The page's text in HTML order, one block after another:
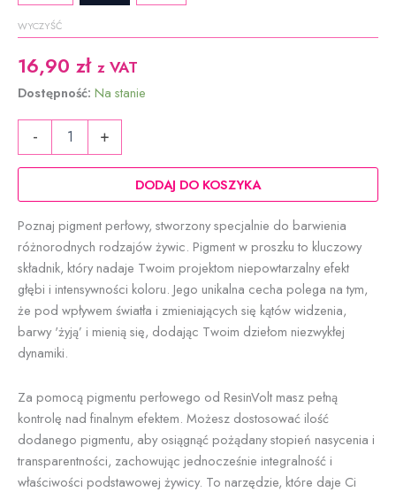
do
WYCZYŚĆ
16,90 zł z VAT
Dostępność: Na stanie
-
PIGMENT
+
DODAJ DO KOSZYKA
Poznaj pigment perłowy, stworzony specjalnie do barwienia
różnorodnych rodzajów żywic. Pigment w proszku to kluczowy
składnik, który nadaje Twoim projektom niepowtarzalny efekt
głębi i intensywności koloru. Jego unikalna cecha polega na tym,
że pod wpływem światła i zmieniających się kątów widzenia,
barwy 'żyją’ i mienią się, dodając Twoim dziełom niezwykłej
dynamiki.
Za pomocą pigmentu perłowego od ResinVolt masz pełną
kontrolę nad finalnym efektem. Możesz dostosować ilość
dodanego pigmentu, aby osiągnąć pożądany stopień nasycenia i
transparentności, zachowując jednocześnie integralność i
właściwości podstawowej żywicy. To narzędzie, które daje Ci